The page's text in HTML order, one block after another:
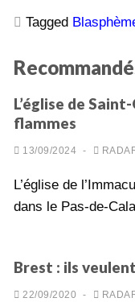
Tagged
L’église de
flammes
13/09/2024 -
L’église de
dans le Pas-de-
Brest : ils
22/09/2020 -